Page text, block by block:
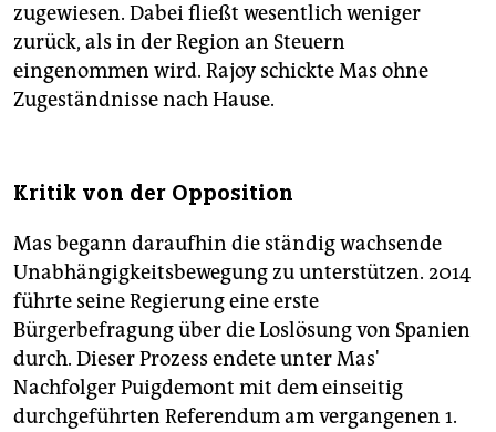
zugewiesen. Dabei fließt wesentlich weniger
zurück, als in der Region an Steuern
eingenommen wird. Rajoy schickte Mas ohne
Zugeständnisse nach Hause.
Kritik von der Opposition
Mas begann daraufhin die ständig wachsende
Unabhängigkeitsbewegung zu unterstützen. 2014
führte seine Regierung eine erste
Bürgerbefragung über die Loslösung von Spanien
durch. Dieser Prozess endete unter Mas'
Nachfolger Puigdemont mit dem einseitig
durchgeführten Referendum am vergangenen 1.